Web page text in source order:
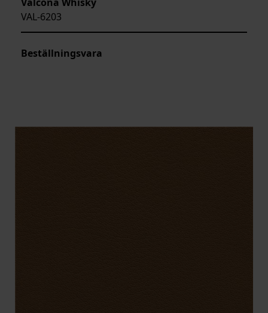
VAL-6203
Beställningsvara